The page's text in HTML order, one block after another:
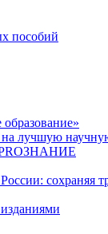
пособий
лучшую
PROЗНАНИЕ
сохраняя